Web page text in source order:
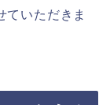
ていただきま